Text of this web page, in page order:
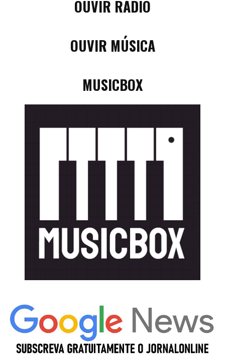
OUVIR RÁDIO
OUVIR MÚSICA
MUSICBOX